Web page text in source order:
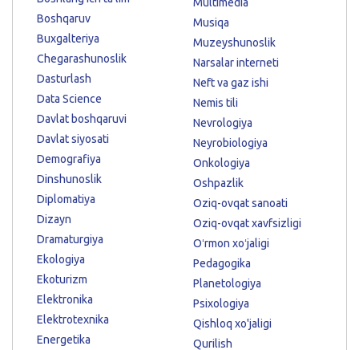
Boshqaruv
Buxgalteriya
Chegarashunoslik
Dasturlash
Data Science
Davlat boshqaruvi
Davlat siyosati
Demografiya
Dinshunoslik
Diplomatiya
Dizayn
Dramaturgiya
Ekologiya
Ekoturizm
Elektronika
Elektrotexnika
Energetika
Musiqa
Muzeyshunoslik
Narsalar interneti
Neft va gaz ishi
Nemis tili
Nevrologiya
Neyrobiologiya
Onkologiya
Oshpazlik
Oziq-ovqat sanoati
Oziq-ovqat xavfsizligi
Oʻrmon xoʻjaligi
Pedagogika
Planetologiya
Psixologiya
Qishloq xo'jaligi
Qurilish